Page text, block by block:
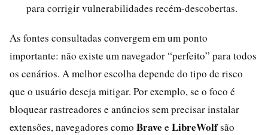
para corrigir vulnerabilidades recém-descobertas.
As fontes consultadas convergem em um ponto
importante: não existe um navegador “perfeito” para todos
os cenários. A melhor escolha depende do tipo de risco
que o usuário deseja mitigar. Por exemplo, se o foco é
bloquear rastreadores e anúncios sem precisar instalar
extensões, navegadores como Brave e LibreWolfsão